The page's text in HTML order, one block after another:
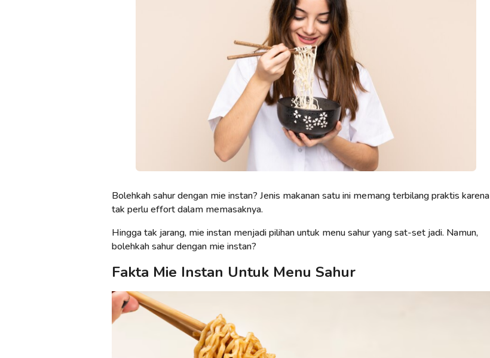
Bolehkah sahur dengan mie instan? Jenis makanan satu ini memang terbilang praktis karena
tak perlu effort dalam memasaknya.
Hingga tak jarang, mie instan menjadi pilihan untuk menu sahur yang sat-set jadi. Namun,
bolehkah sahur dengan mie instan?
Fakta Mie Instan Untuk Menu Sahur